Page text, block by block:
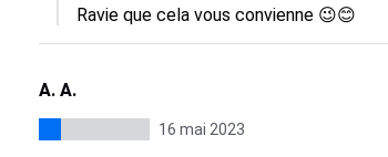
Ravie que cela vous convienne 😉😊
A. A.
16 mai 2023